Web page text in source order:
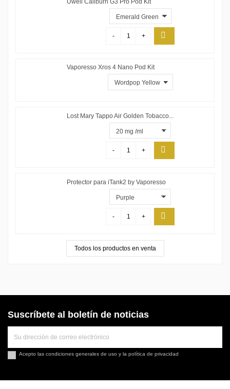
- +
Vaporesso Xros 4 Nano Pod Kit
Lost Mary Tappo Air Golden Tobacco...
- +
Protector para iTank2 by Vaporesso
- +
Todos los productos en venta
Suscríbete al boletín de noticias
Acepto las condiciones generales de uso y la política de privacidad